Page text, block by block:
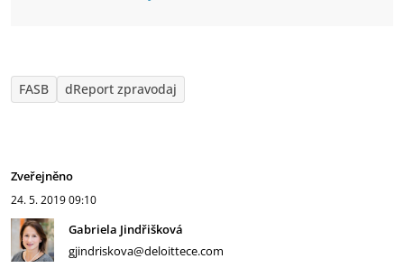
FASB dReport zpravodaj
Zveřejněno
24. 5. 201909:10
Gabriela Jindřišková
gjindriskova@deloittece.com